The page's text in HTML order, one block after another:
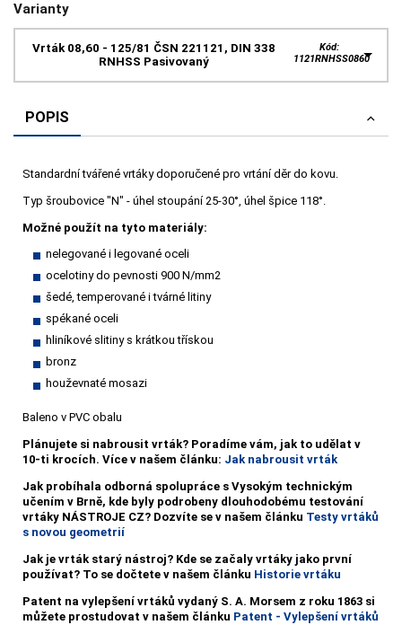
Varianty
Vrták 08,60 - 125/81 ČSN 221121, DIN 338
RNHSS Pasivovaný
Kód:
1121RNHSS0860
POPIS
Standardní tvářené vrtáky doporučené pro vrtání děr do kovu.
Typ šroubovice "N" - úhel stoupání 25-30°, úhel špice 118°.
Možné použít na tyto materiály:
nelegované i legované oceli
ocelotiny do pevnosti 900 N/mm2
šedé, temperované i tvárné litiny
spékané oceli
hliníkové slitiny s krátkou třískou
bronz
houževnaté mosazi
Baleno v PVC obalu
Plánujete si nabrousit vrták? Poradíme vám, jak to udělat v
10-ti krocích. Více v našem článku: Jak nabrousit vrták
Jak probíhala odborná spolupráce s Vysokým technickým
učením v Brně, kde byly podrobeny dlouhodobému testování
vrtáky NÁSTROJE CZ? Dozvíte se v našem článku Testy vrtáků
s novou geometrií
Jak je vrták starý nástroj? Kde se začaly vrtáky jako první
používat? To se dočtete v našem článku Historie vrtáku
Patent na vylepšení vrtáků vydaný S. A. Morsem z roku 1863 si
můžete prostudovat v našem článku Patent - Vylepšení vrtáků